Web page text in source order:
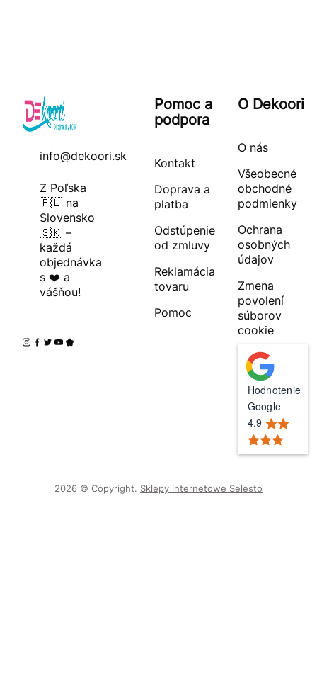
info@dekoori.sk
Z Poľska
🇵🇱 na
Slovensko
🇸🇰 –
každá
objednávka
s ❤️ a
vášňou!
Pomoc a
podpora
Kontakt
Doprava a
platba
Odstúpenie
od zmluvy
Reklamácia
tovaru
Pomoc
O Dekoori
O nás
Všeobecné
obchodné
podmienky
Ochrana
osobných
údajov
Zmena
povolení
súborov
cookie
Hodnotenie
Google
4.9
2026 © Copyright. Sklepy internetowe Selesto